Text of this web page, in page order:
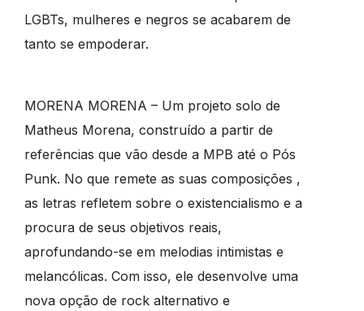
LGBTs, mulheres e negros se acabarem de
tanto se empoderar.
MORENA MORENA – Um projeto solo de
Matheus Morena, construído a partir de
referências que vão desde a MPB até o Pós
Punk. No que remete as suas composições ,
as letras refletem sobre o existencialismo e a
procura de seus objetivos reais,
aprofundando-se em melodias intimistas e
melancólicas. Com isso, ele desenvolve uma
nova opção de rock alternativo e